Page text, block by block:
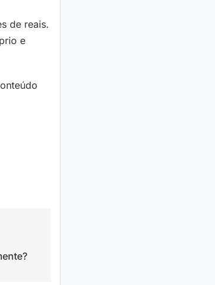
de reais.
e